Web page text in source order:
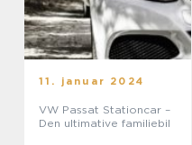
11. januar 2024
VW Passat Stationcar –
Den ultimative familiebil